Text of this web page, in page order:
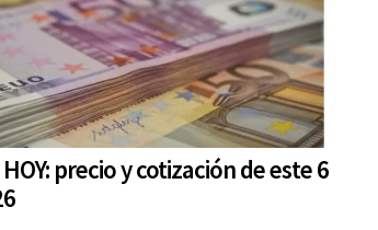
precio y cotización de este 6